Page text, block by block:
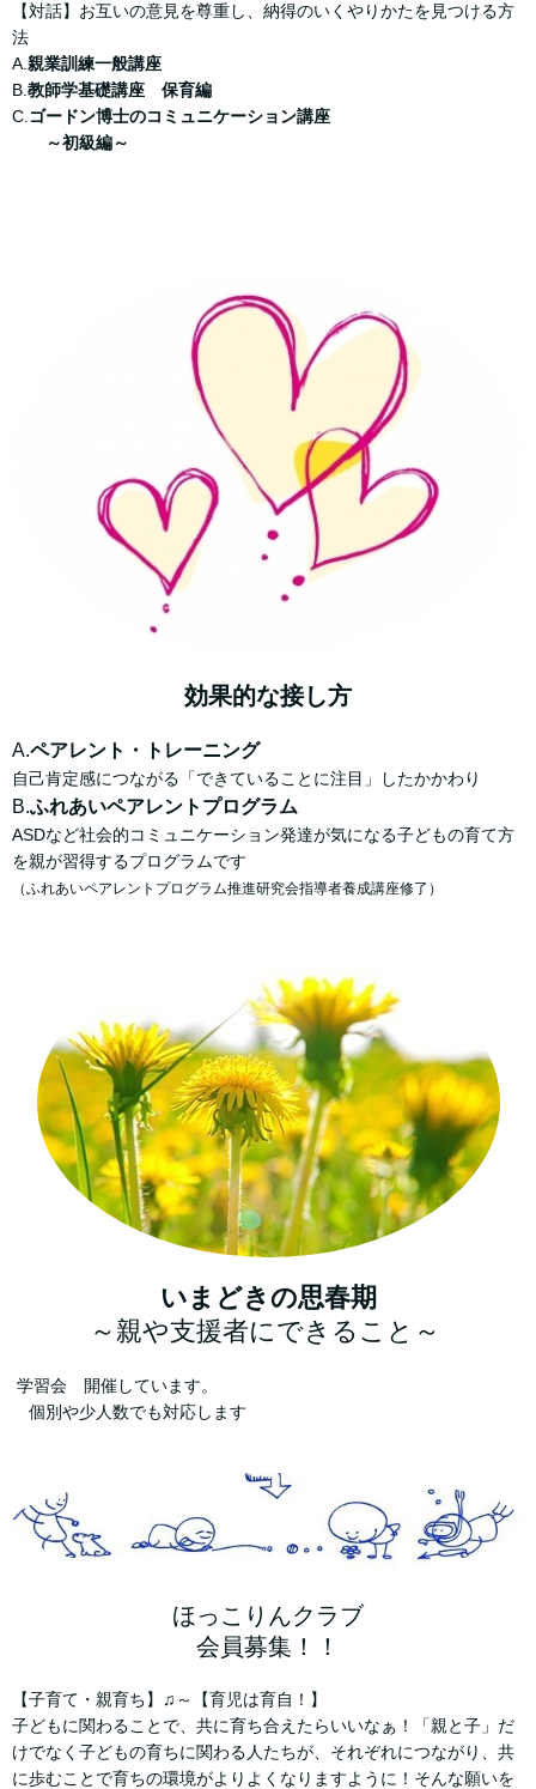
【対話】お互いの意見を尊重し、納得のいくやりかたを見つける方
法
A.親業訓練一般講座
B.教師学基礎講座 保育編
C.ゴードン博士のコミュニケーション講座
～初級編～
効果的な接し方
A.ペアレント・トレーニング
自己肯定感につながる「できていることに注目」したかかわり
B.ふれあいペアレントプログラム
ASDなど社会的コミュニケーション発達が気になる子どもの育て方
を親が習得するプログラムです
（ふれあいペアレントプログラム推進研究会指導者養成講座修了）
いまどきの思春期
～親や支援者にできること～
学習会 開催しています。
個別や少人数でも対応します
ほっこりんクラブ
会員募集！！
【子育て・親育ち】♫～【育児は育自！】
子どもに関わることで、共に育ち合えたらいいなぁ！「親と子」だ
けでなく子どもの育ちに関わる人たちが、それぞれにつながり、共
に歩むことで育ちの環境がよりよくなりますように！そんな願いを